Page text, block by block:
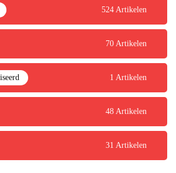
524 Artikelen
70 Artikelen
1 Artikelen
48 Artikelen
31 Artikelen